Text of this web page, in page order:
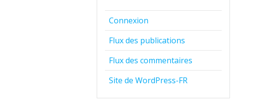
Connexion
Flux des publications
Flux des commentaires
Site de WordPress-FR